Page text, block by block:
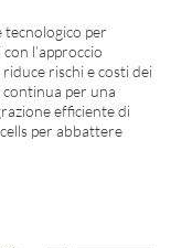
per
l’approccio
rischi e costi dei
per una
efficiente di
per abbattere